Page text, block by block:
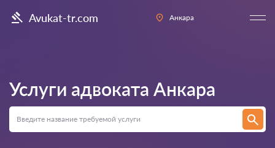
Avukat-tr.com Анкара
Услуги адвоката Анкара